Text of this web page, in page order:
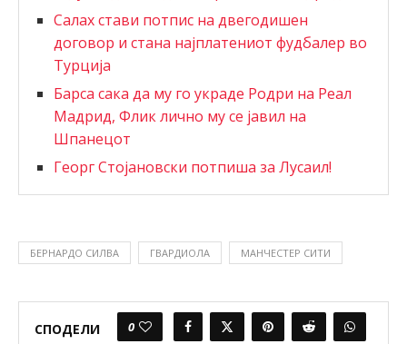
Салах стави потпис на двегодишен
договор и стана најплатениот фудбалер во
Турција
Барса сака да му го украде Родри на Реал
Мадрид, Флик лично му се јавил на
Шпанецот
Георг Стојановски потпиша за Лусаил!
БЕРНАРДО СИЛВА ГВАРДИОЛА МАНЧЕСТЕР СИТИ
СПОДЕЛИ 0